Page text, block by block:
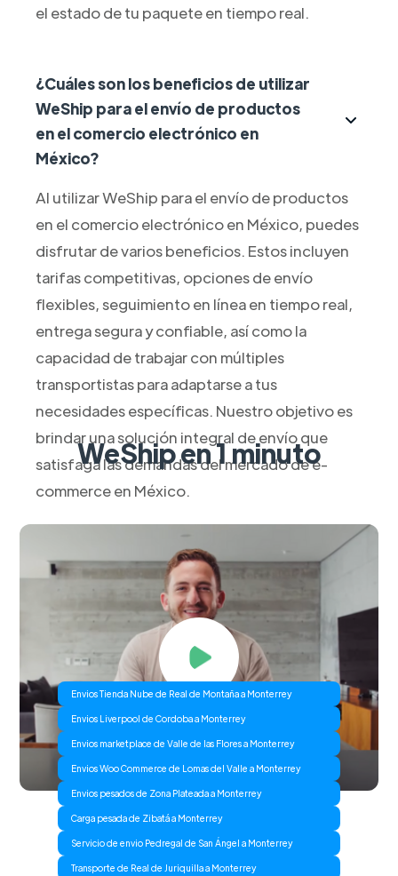
el estado de tu paquete en tiempo real.
¿Cuáles son los beneficios de utilizar
WeShip para el envío de productos
en el comercio electrónico en
México?
Al utilizar WeShip para el envío de productos
en el comercio electrónico en México, puedes
disfrutar de varios beneficios. Estos incluyen
tarifas competitivas, opciones de envío
flexibles, seguimiento en línea en tiempo real,
entrega segura y confiable, así como la
capacidad de trabajar con múltiples
transportistas para adaptarse a tus
necesidades específicas. Nuestro objetivo es
brindar una solución integral de envío que
satisfaga las demandas del mercado de e-
commerce en México.
WeShip en 1 minuto
Envios Tienda Nube de Real de Montaña a Monterrey
Envios Liverpool de Cordoba a Monterrey
Envios marketplace de Valle de las Flores a Monterrey
Envios Woo Commerce de Lomas del Valle a Monterrey
Envios pesados de Zona Plateada a Monterrey
Carga pesada de Zibatá a Monterrey
Servicio de envio Pedregal de San Ángel a Monterrey
Transporte de Real de Juriquilla a Monterrey